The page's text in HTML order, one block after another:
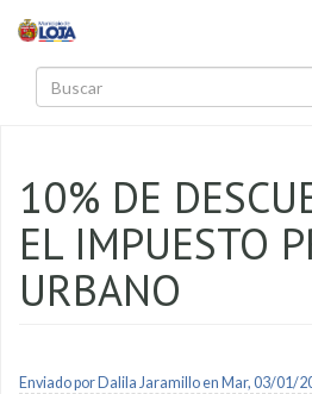
10% DE
EL IMPUESTO
URBANO
Enviado por Dalila Jaramilloen Mar, 03/01/